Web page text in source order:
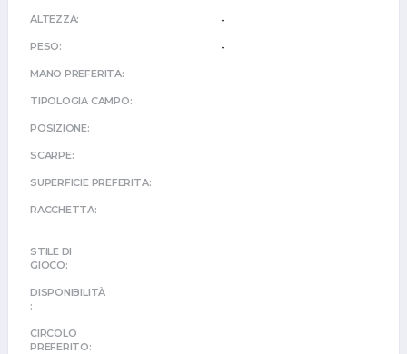
ALTEZZA: -
PESO: -
MANO PREFERITA:
TIPOLOGIA CAMPO:
POSIZIONE:
SCARPE:
SUPERFICIE PREFERITA:
RACCHETTA:
STILE DI
GIOCO:
DISPONIBILITÀ
:
CIRCOLO
PREFERITO: